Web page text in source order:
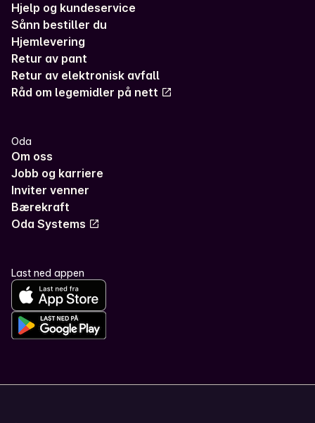
Hjelp og kundeservice
Sånn bestiller du
Hjemlevering
Retur av pant
Retur av elektronisk avfall
Råd om legemidler på nett
Oda
Om oss
Jobb og karriere
Inviter venner
Bærekraft
Oda Systems
Last ned appen